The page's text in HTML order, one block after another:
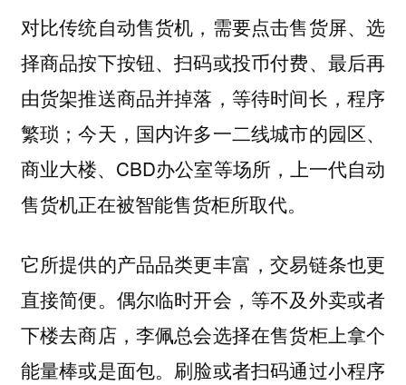
对比传统自动售货机，需要点击售货屏、选
择商品按下按钮、扫码或投币付费、最后再
由货架推送商品并掉落，等待时间长，程序
繁琐；今天，国内许多一二线城市的园区、
商业大楼、CBD办公室等场所，上一代自动
售货机正在被智能售货柜所取代。
它所提供的产品品类更丰富，交易链条也更
直接简便。偶尔临时开会，等不及外卖或者
下楼去商店，李佩总会选择在售货柜上拿个
能量棒或是面包。刷脸或者扫码通过小程序